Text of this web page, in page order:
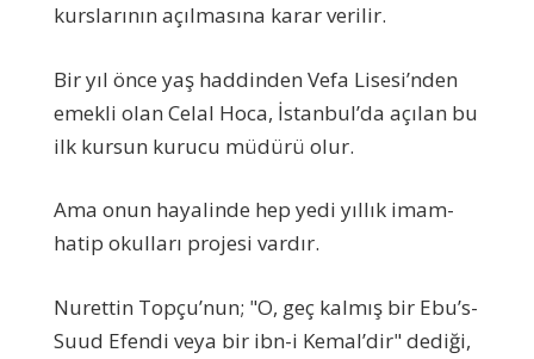
kurslarının açılmasına karar verilir.
Bir yıl önce yaş haddinden Vefa Lisesi’nden
emekli olan Celal Hoca, İstanbul’da açılan bu
ilk kursun kurucu müdürü olur.
Ama onun hayalinde hep yedi yıllık imam-
hatip okulları projesi vardır.
Nurettin Topçu’nun; "O, geç kalmış bir Ebu’s-
Suud Efendi veya bir ibn-i Kemal’dir" dediği,